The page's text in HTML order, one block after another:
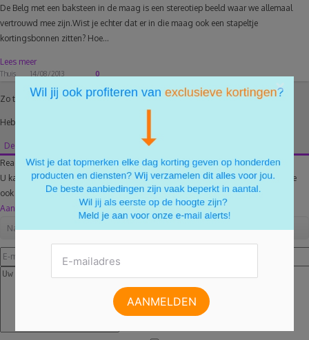
De Belg met een baksteen in de maag is een stereotiep beeld waar we allemaal
vertrouwd mee zijn.Wist je echter dat er in die maag ook een stapeltje
kortingsbonnen zitten? Hoe...
Lees meer
Thuis 14/08/2013 0
Zo te zien heeft er nog niemand gereageerd.
Heb jij al ooit bij Vente-Exclusive geshopt?
Deel jouw mening en reageer als eerste!
Reageer ook op dit artikel
U kan optioneel inloggen met Facebook. U krijgt dan de mogelijk om uw reactie
ook te delen.
Aanmelden
×